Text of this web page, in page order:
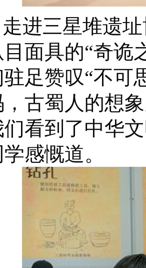
走进三星堆遗
面具的“奇诡
足赞叹“不可
，古蜀人的想
看到了中华
学感慨道。